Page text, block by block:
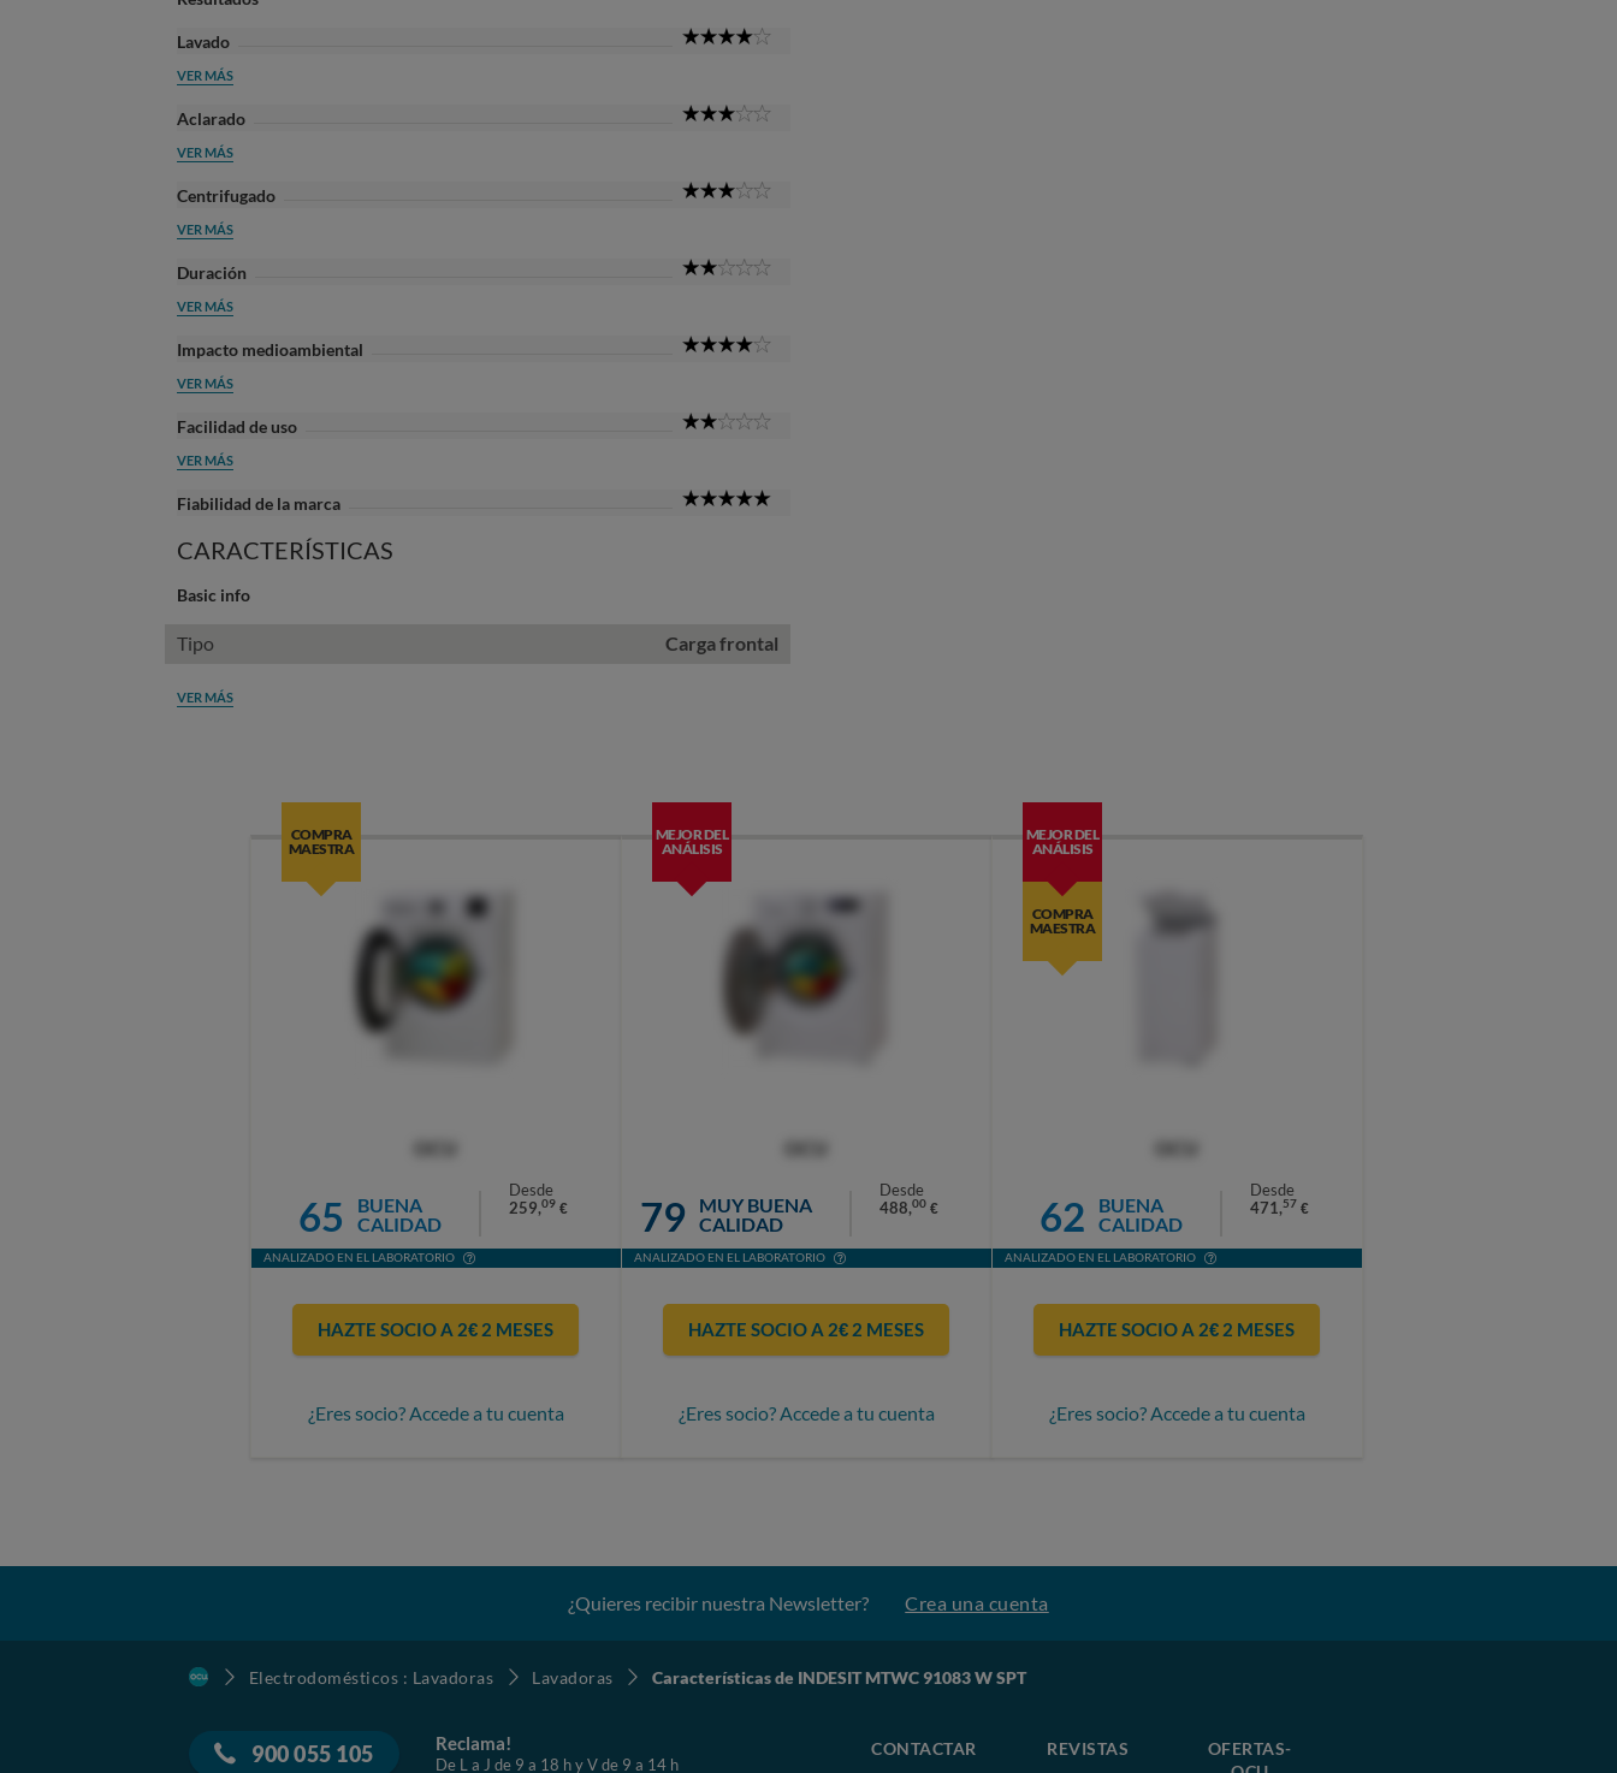
Lavado
VER MÁS
Aclarado
VER MÁS
Centrifugado
VER MÁS
Duración
VER MÁS
Impacto medioambiental
VER MÁS
Facilidad de uso
VER MÁS
Fiabilidad de la marca
CARACTERÍSTICAS
Basic info
Tipo Carga frontal
VER MÁS
COMPRA
MAESTRA
65
BUENA
CALIDAD
Desde
259,09 €
ANALIZADO EN EL LABORATORIO
HAZTE SOCIO A 2€ 2 MESES
¿Eres socio? Accede a tu cuenta
MEJOR DEL
ANÁLISIS
79
MUY BUENA
CALIDAD
Desde
488,00 €
ANALIZADO EN EL LABORATORIO
HAZTE SOCIO A 2€ 2 MESES
¿Eres socio? Accede a tu cuenta
MEJOR DEL
ANÁLISIS
COMPRA
MAESTRA
62
BUENA
CALIDAD
Desde
471,57 €
ANALIZADO EN EL LABORATORIO
HAZTE SOCIO A 2€ 2 MESES
¿Eres socio? Accede a tu cuenta
¿Quieres recibir nuestra Newsletter? Crea una cuenta
Electrodomésticos : Lavadoras Lavadoras Características de INDESIT MTWC 91083 W SPT
900 055 105 Reclama!
De L a J de 9 a 18 h y V de 9 a 14 h
CONTACTAR REVISTAS
OFERTAS-